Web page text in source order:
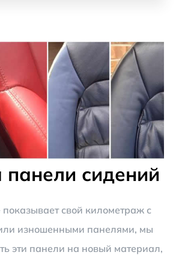
сидений
показывает свой километраж с
изношенными панелями, мы
эти панели на новый материал,